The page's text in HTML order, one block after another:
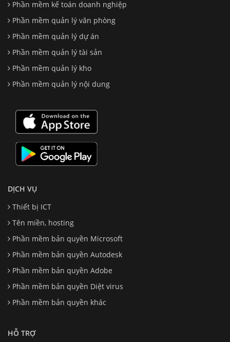
Phần mềm kế toán doanh nghiệp
Phần mềm quản lý văn phòng
Phần mềm quản lý dự án
Phần mềm quản lý tài sản
Phần mềm quản lý kho
Phần mềm quản lý nội dung
DỊCH VỤ
Thiết bị ICT
Tên miền, hosting
Phần mềm bản quyền Microsoft
Phần mềm bản quyền Autodesk
Phần mềm bản quyền Adobe
Phần mềm bản quyền Diệt virus
Phần mềm bản quyền khác
HỖ TRỢ